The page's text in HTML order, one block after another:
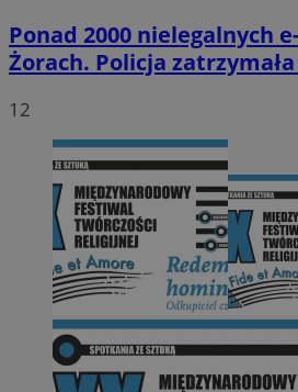
Ponad 2000 nielegalnych
Żorach. Policja
12